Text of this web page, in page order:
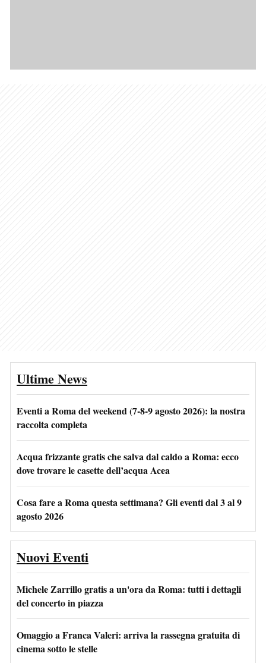
Ultime News
Eventi a Roma del weekend (7-8-9 agosto 2026): la nostra
raccolta completa
Acqua frizzante gratis che salva dal caldo a Roma: ecco
dove trovare le casette dell’acqua Acea
Cosa fare a Roma questa settimana? Gli eventi dal 3 al 9
agosto 2026
Nuovi Eventi
Michele Zarrillo gratis a un'ora da Roma: tutti i dettagli
del concerto in piazza
Omaggio a Franca Valeri: arriva la rassegna gratuita di
cinema sotto le stelle